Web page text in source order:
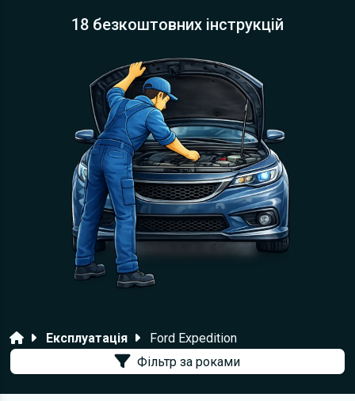
18 безкоштовних інструкцій
ГоловнаЕксплуатація
Ford Expedition
Фільтр за роками